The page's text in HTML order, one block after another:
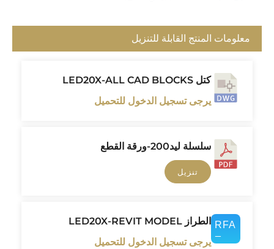
معلومات المنتج القابلة للتنزيل
كتل LED20X-ALL CAD BLOCKS
يرجى تسجيل الدخول للتحميل
سلسلة ليد200-ورقة القطع
تنزيل
الطراز LED20X-REVIT MODEL
يرجى تسجيل الدخول للتحميل